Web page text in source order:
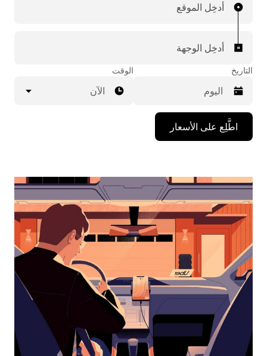
أدخِل الموقع
أدخِل الوجهة
التاريخ
اضغط
على
مفتاح
للأسفل
لاستخدام
التقويم
التاريخ.
اضغط
على
زر
الخروج
لإغلاق
التقويم.
الوقت
الآن
اطَّلِع على الأسعار